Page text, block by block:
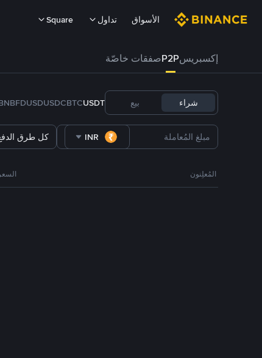
الأسواق تداول Square
إكسبريسP2Pصفقات خاصّة
شراء بيع USDT
BTC
USDC
FDUSD
INR كل طرق
المُعلِنون السعر